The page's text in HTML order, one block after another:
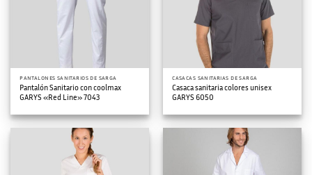
PANTALONES SANITARIOS DE SARGA
Pantalón Sanitario con coolmax
GARYS «Red Line» 7043
CASACAS SANITARIAS DE SARGA
Casaca sanitaria colores unisex
GARYS 6050